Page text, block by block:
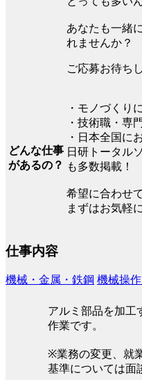
あなたも一緒
れませんか？
ご応募お待ち
どんな仕事
があるの？
・モノづくり
・技術職・専
・日本全国に
日研トータル
も多数掲載！
希望に合わせ
まずはお気軽
仕事内容
機械・金属・鉄鋼 機械操
アルミ部品を加工
作業です。
※業務の変更、就
基準については面